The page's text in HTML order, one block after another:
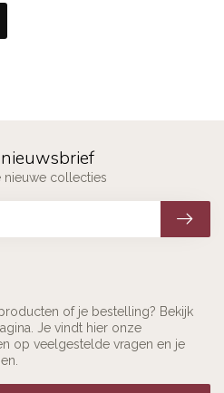
of je bestelling? Bekijk
Je vindt hier onze
op veelgestelde vragen en je
collecties